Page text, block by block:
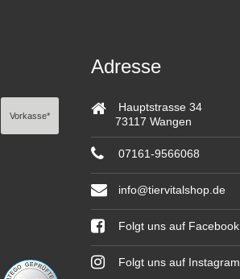
Vorkasse*
Adresse
Hauptstrasse 34
73117 Wangen
07161-9566068
info@tiervitalshop.de
Folgt uns auf Facebook
Folgt uns auf Instagram